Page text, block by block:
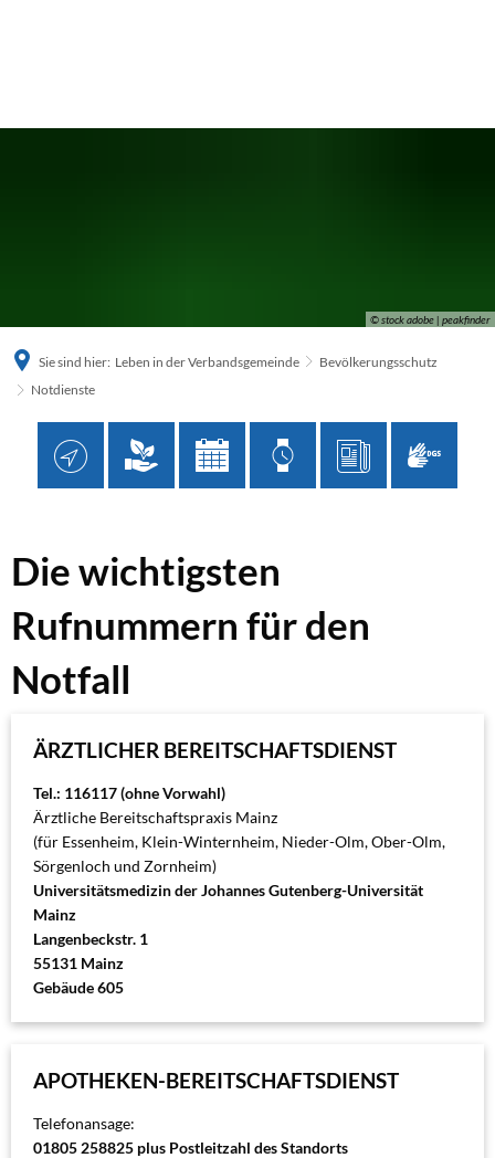
© stock adobe | peakfinder
Sie sind hier: Leben in der Verbandsgemeinde
Bevölkerungsschutz
Notdienste
Notdienste
Die wichtigsten
Rufnummern für den
Notfall
ÄRZTLICHER BEREITSCHAFTSDIENST
Tel.: 116117 (ohne Vorwahl)
Ärztliche Bereitschaftspraxis Mainz
(für Essenheim, Klein-Winternheim, Nieder-Olm, Ober-Olm,
Sörgenloch und Zornheim)
Universitätsmedizin der Johannes Gutenberg-Universität
Mainz
Langenbeckstr. 1
55131 Mainz
Gebäude 605
APOTHEKEN-BEREITSCHAFTSDIENST
Telefonansage:
01805 258825 plus Postleitzahl des Standorts